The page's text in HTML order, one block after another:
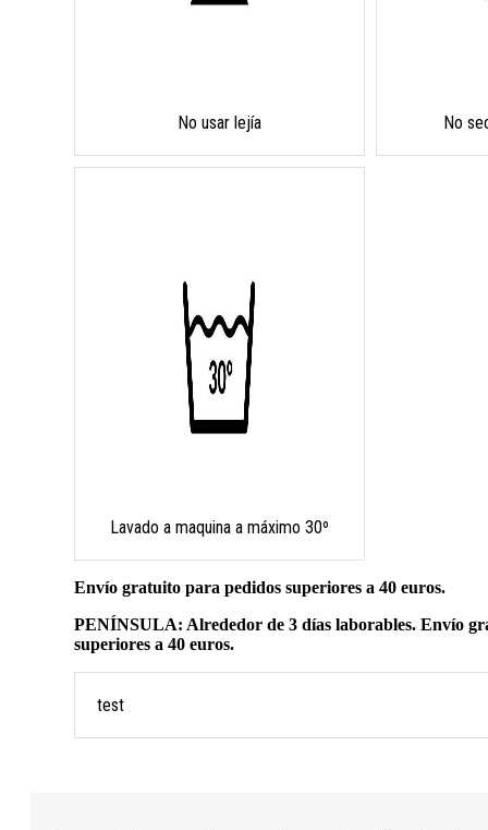
No usar lejía No
Lavado a maquina a máximo 30º
Envío gratuito para pedidos superiores a 40 euros.
PENÍNSULA: Alrededor de 3 días laborables. Envío
superiores a 40 euros.
test